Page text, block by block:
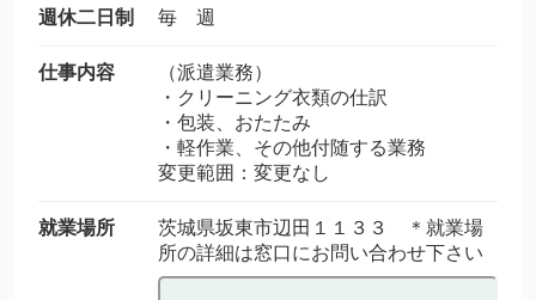
週休二日制 毎 週
仕事内容
（派遣業務）
・クリーニング衣類の仕訳
・包装、おたたみ
・軽作業、その他付随する業務
変更範囲：変更なし
就業場所
茨城県坂東市辺田１１３３ ＊就業場
所の詳細は窓口にお問い合わせ下さい